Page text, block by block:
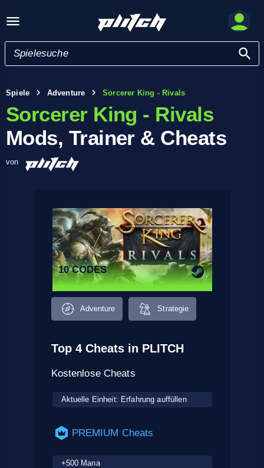
Spiele Adventure Sorcerer King - Rivals
Sorcerer King - Rivals
Mods, Trainer & Cheats
von
10 CODES
Adventure Strategie
Top 4 Cheats in PLITCH
Kostenlose Cheats
Aktuelle Einheit: Erfahrung auffüllen
PREMIUM Cheats
+500 Mana